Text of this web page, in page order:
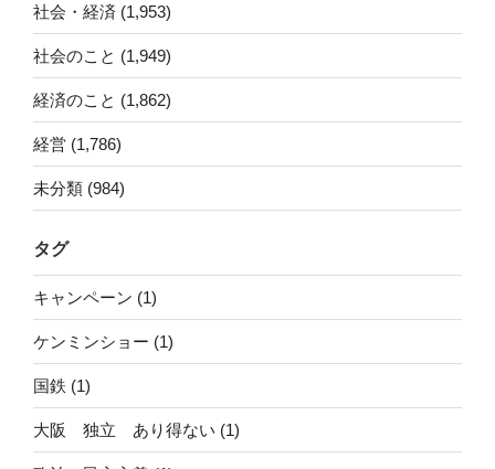
社会・経済 (1,953)
社会のこと (1,949)
経済のこと (1,862)
経営 (1,786)
未分類 (984)
タグ
キャンペーン (1)
ケンミンショー (1)
国鉄 (1)
大阪 独立 あり得ない (1)